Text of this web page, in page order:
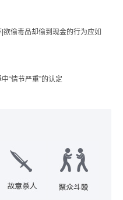
欲偷毒品却偷到现金的行为应如
“情节严重”的认定